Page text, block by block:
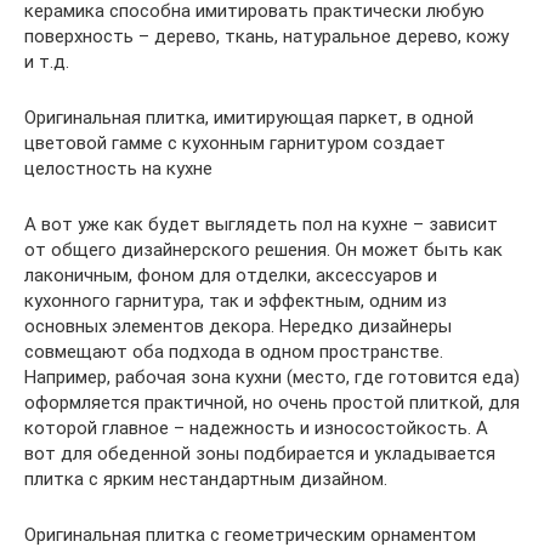
керамика способна имитировать практически любую
поверхность – дерево, ткань, натуральное дерево, кожу
и т.д.
Оригинальная плитка, имитирующая паркет, в одной
цветовой гамме с кухонным гарнитуром создает
целостность на кухне
А вот уже как будет выглядеть пол на кухне – зависит
от общего дизайнерского решения. Он может быть как
лаконичным, фоном для отделки, аксессуаров и
кухонного гарнитура, так и эффектным, одним из
основных элементов декора. Нередко дизайнеры
совмещают оба подхода в одном пространстве.
Например, рабочая зона кухни (место, где готовится еда)
оформляется практичной, но очень простой плиткой, для
которой главное – надежность и износостойкость. А
вот для обеденной зоны подбирается и укладывается
плитка с ярким нестандартным дизайном.
Оригинальная плитка с геометрическим орнаментом